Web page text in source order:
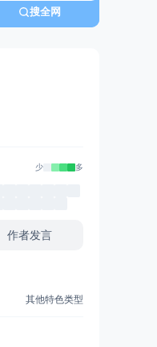
搜全网
少 多
作者发言
其他特色类型